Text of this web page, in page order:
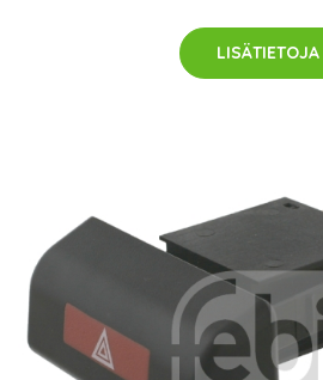
LISÄTIETOJA